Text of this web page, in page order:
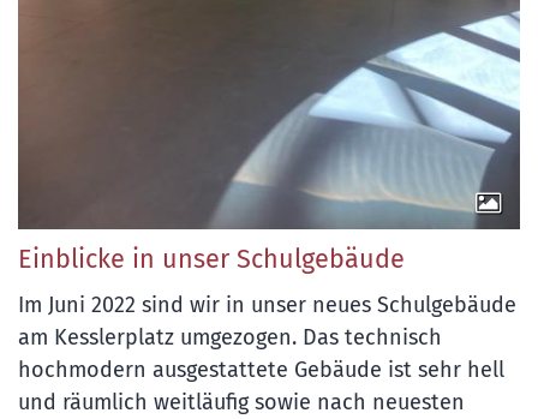
Einblicke in unser Schulgebäude
Im Juni 2022 sind wir in unser neues Schulgebäude
am Kesslerplatz umgezogen. Das technisch
hochmodern ausgestattete Gebäude ist sehr hell
und räumlich weitläufig sowie nach neuesten